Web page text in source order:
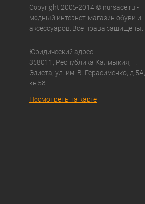
Copyright 2005-2014 © nursace.ru -
модный интернет-магазин обуви и
аксессуаров. Все права защищены.
Юридический адрес:
358011, Республика Калмыкия, г.
Элиста, ул. им. В. Герасименко, д.5А,
кв.58
Посмотреть на карте